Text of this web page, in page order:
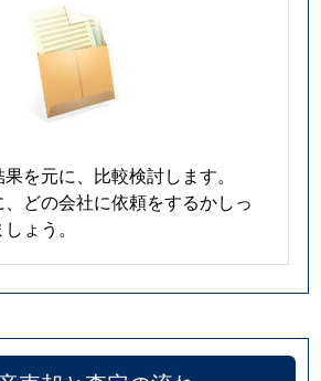
を元に、比較検討します。
どの会社に依頼をするかしっ
ょう。